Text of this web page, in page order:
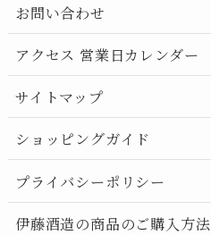
お問い合わせ
アクセス 営業日カレンダー
サイトマップ
ショッピングガイド
プライバシーポリシー
伊藤酒造の商品のご購入方法